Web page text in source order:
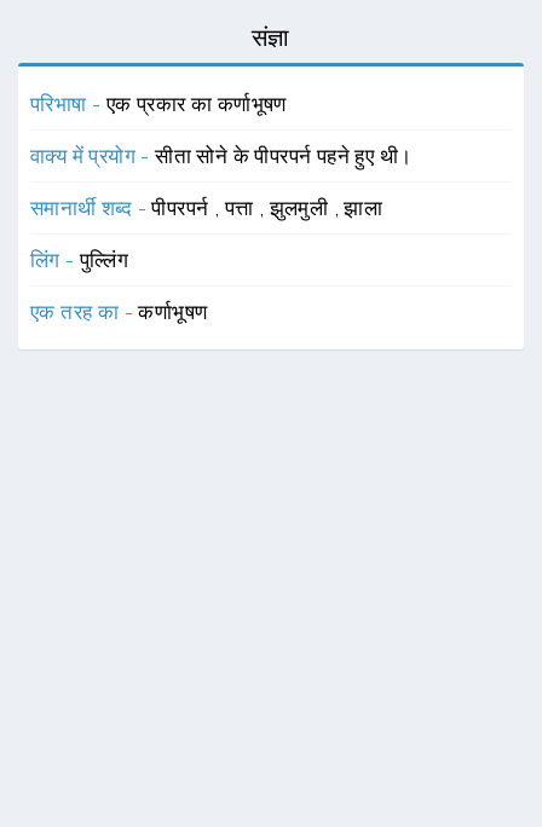
संज्ञा
परिभाषा -एक प्रकार का कर्णाभूषण
वाक्य में प्रयोग -सीता सोने के पीपरपर्न पहने हुए थी।
समानार्थी शब्द -पीपरपर्न ,पत्ता ,झुलमुली ,झाला
लिंग -पुल्लिंग
एक तरह का -कर्णाभूषण